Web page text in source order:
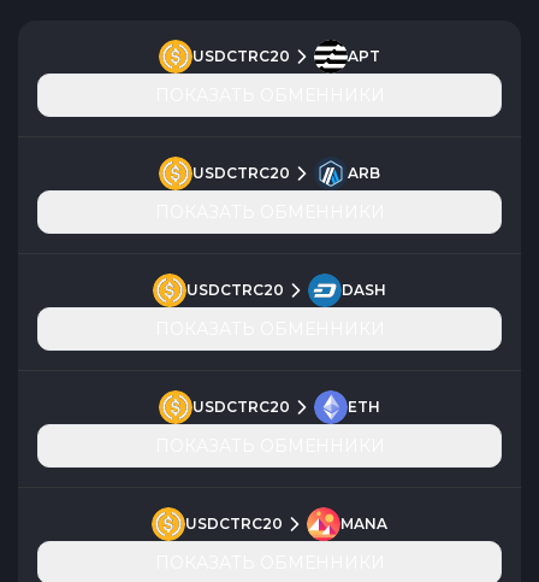
USDCTRC20 APT
USDCTRC20 ARB
USDCTRC20 DASH
USDCTRC20 ETH
USDCTRC20 MANA